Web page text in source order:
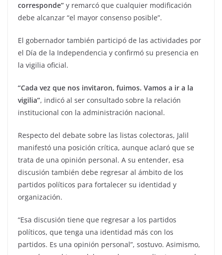
corresponde” y remarcó que cualquier modificación
debe alcanzar “el mayor consenso posible”.
El gobernador también participó de las actividades por
el Día de la Independencia y confirmó su presencia en
la vigilia oficial.
“Cada vez que nos invitaron, fuimos. Vamos a ir a la
vigilia”, indicó al ser consultado sobre la relación
institucional con la administración nacional.
Respecto del debate sobre las listas colectoras, Jalil
manifestó una posición crítica, aunque aclaró que se
trata de una opinión personal. A su entender, esa
discusión también debe regresar al ámbito de los
partidos políticos para fortalecer su identidad y
organización.
“Esa discusión tiene que regresar a los partidos
políticos, que tenga una identidad más con los
partidos. Es una opinión personal”, sostuvo. Asimismo,